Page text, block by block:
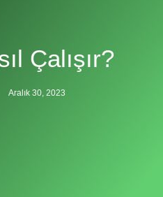
Çalışır?
Aralık 30, 2023